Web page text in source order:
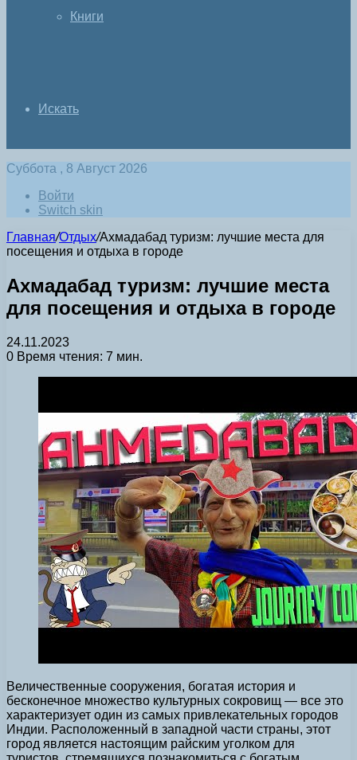
Книги
Искать
Суббота , 8 Август 2026
Войти
Switch skin
Главная/Отдых/Ахмадабад туризм: лучшие места для
посещения и отдыха в городе
Ахмадабад туризм: лучшие места
для посещения и отдыха в городе
24.11.2023
0 Время чтения: 7 мин.
Величественные сооружения, богатая история и
бесконечное множество культурных сокровищ — все это
характеризует один из самых привлекательных городов
Индии. Расположенный в западной части страны, этот
город является настоящим райским уголком для